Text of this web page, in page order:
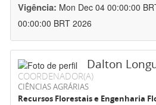
Vigência: Mon Dec 04 00:00:00
00:00:00 BRT 2026
Dalton
COORDENADOR(A)
CIÊNCIAS AGRÁRIAS
Recursos Florestais e Engenharia